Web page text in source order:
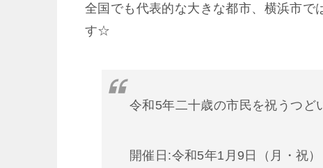
全国でも代表的な大きな都市、横浜市で
す☆
令和5年二十歳の市民を祝うつど
開催日:令和5年1月9日（月・祝）